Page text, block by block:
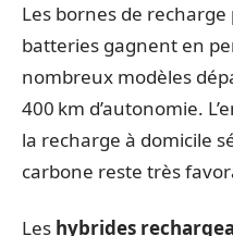
Les bornes de
batteries gagnent en
nombreux modèles
400 km d’autonomie.
la recharge à domicile
carbone reste très
Les hybrides